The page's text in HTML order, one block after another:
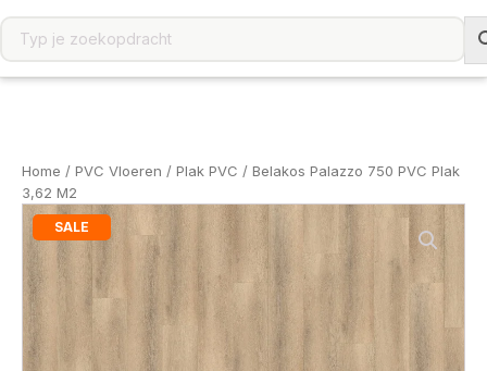
Home / PVC Vloeren / Plak PVC / Belakos Palazzo 750 PVC Plak
3,62 M2
SALE